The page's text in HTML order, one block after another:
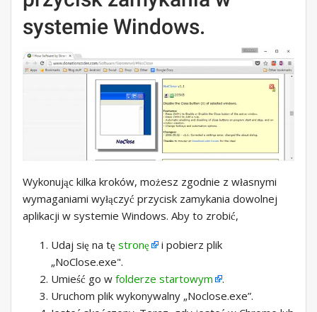
systemie Windows.
Wykonując kilka kroków, możesz zgodnie z własnymi
wymaganiami wyłączyć przycisk zamykania dowolnej
aplikacji w systemie Windows. Aby to zrobić,
Udaj się na tę stronę
i pobierz plik
„NoClose.exe".
Umieść go w folderze startowym
.
Uruchom plik wykonywalny „Noclose.exe”.